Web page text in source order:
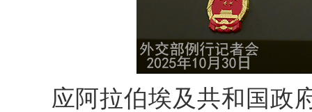
应阿拉伯埃及共和国政